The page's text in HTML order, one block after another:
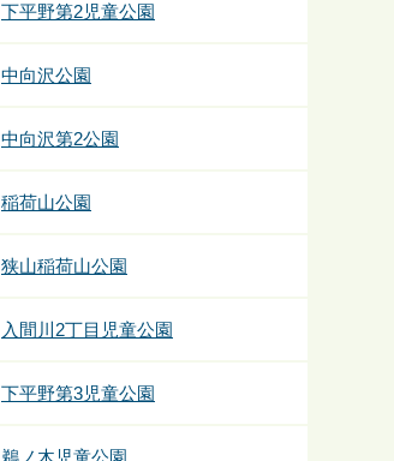
下平野第2児童公園
中向沢公園
中向沢第2公園
稲荷山公園
狭山稲荷山公園
入間川2丁目児童公園
下平野第3児童公園
鵜ノ木児童公園